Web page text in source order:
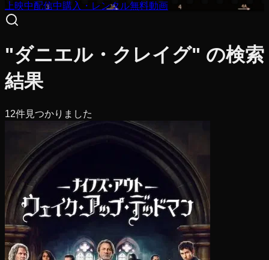
上映中配信中購入・レンタル無料動画
"ダニエル・クレイグ" の検索
結果
12件見つかりました